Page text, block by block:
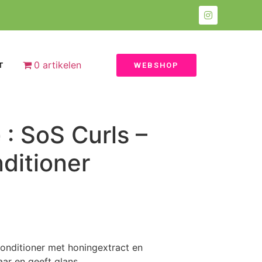
0 artikelen WEBSHOP
SoS Curls –
met honingextract en